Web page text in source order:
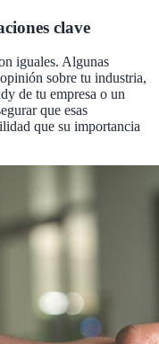
clave
iguales. Algunas
sobre tu industria,
de tu empresa o un
que esas
que su importancia